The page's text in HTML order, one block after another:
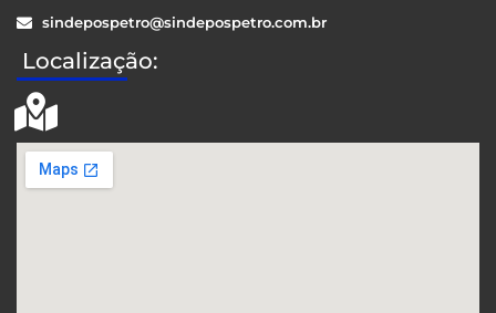
sindepospetro@sindepospetro.com.br
Localização: